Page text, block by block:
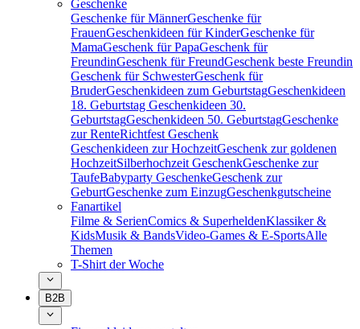
Geschenke
Geschenke für MännerGeschenke für
FrauenGeschenkideen für KinderGeschenke für
MamaGeschenk für PapaGeschenk für
FreundinGeschenk für FreundGeschenk beste Freundin
Geschenk für SchwesterGeschenk für
BruderGeschenkideen zum GeburtstagGeschenkideen
18. Geburtstag Geschenkideen 30.
GeburtstagGeschenkideen 50. GeburtstagGeschenke
zur RenteRichtfest Geschenk
Geschenkideen zur HochzeitGeschenk zur goldenen
HochzeitSilberhochzeit GeschenkGeschenke zur
TaufeBabyparty GeschenkeGeschenk zur
GeburtGeschenke zum EinzugGeschenkgutscheine
Fanartikel
Filme & SerienComics & SuperheldenKlassiker &
KidsMusik & BandsVideo-Games & E-SportsAlle
Themen
T-Shirt der Woche
B2B